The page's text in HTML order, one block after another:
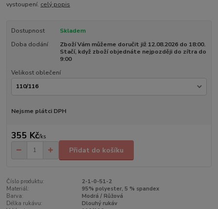
vystoupení. celý popis
Dostupnost
Skladem
Doba dodání
Zboží Vám můžeme doručit již 12.08.2026 do 18:00.
Stačí, když zboží objednáte nejpozději do zítra do
9:00
Velikost oblečení
Nejsme plátci DPH
355 Kč/ks
Přidat do košíku
Číslo produktu:
2-1-0-51-2
Materiál:
95% polyester, 5 % spandex
Barva:
Modrá / Růžová
Délka rukávu:
Dlouhý rukáv